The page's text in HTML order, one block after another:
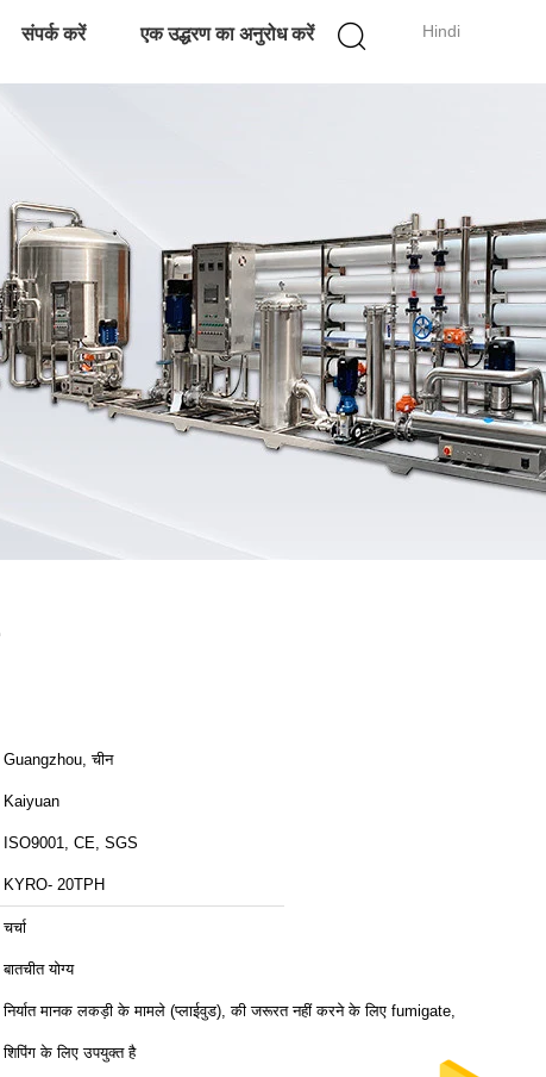
Hindi
संपर्क करें एक उद्धरण का अनुरोध करें
Guangzhou, चीन
Kaiyuan
ISO9001, CE, SGS
KYRO- 20TPH
चर्चा
बातचीत योग्य
निर्यात मानक लकड़ी के मामले (प्लाईवुड), की जरूरत नहीं करने के लिए fumigate,
शिपिंग के लिए उपयुक्त है